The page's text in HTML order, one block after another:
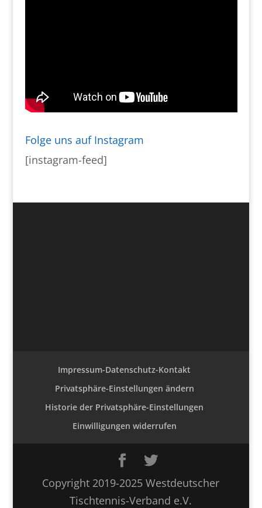
Folge uns auf Instagram
[instagram-feed]
Impressum-Datenschutz-Kontakt
Privatsphäre-Einstellungen ändern
Historie der Privatsphäre-Einstellungen
Einwilligungen widerrufen
Copyright 2019-2025 Westdeutscher
Tischtennis-Verband e.V.